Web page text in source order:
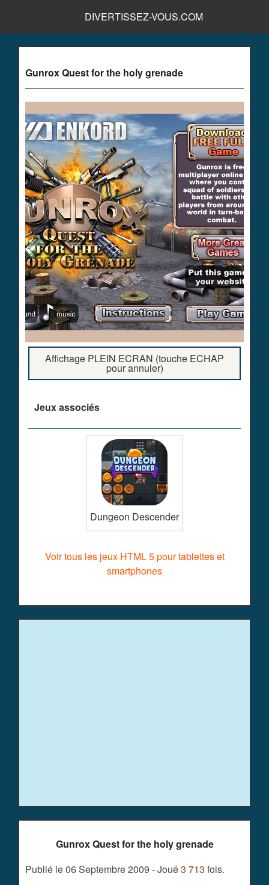
DIVERTISSEZ-VOUS.COM
Gunrox Quest for the holy grenade
Affichage PLEIN ECRAN (touche ECHAP
pour annuler)
Jeux associés
Dungeon Descender
Voir tous les jeux HTML 5 pour tablettes et
smartphones
Gunrox Quest for the holy grenade
Publié le 06 Septembre 2009 - Joué3 713 fois.